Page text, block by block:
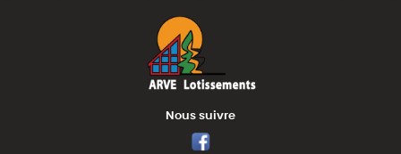
Nous suivre